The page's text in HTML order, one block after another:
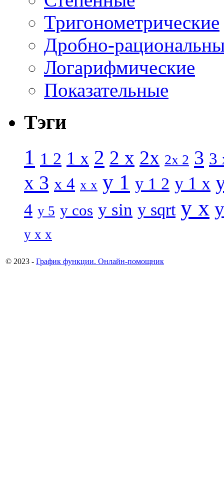
Тригонометрические
Дробно-
Логарифмические
Показательные
Тэги
1 1 2 1 x 2 2 x 2x 2x 2 3 3
x 3 x 4 x x y 1 y 1 2 y 1 x
4 y 5 y cos y sin y sqrt y x
y x x
© 2023 - График функции. Онлайн-помощник